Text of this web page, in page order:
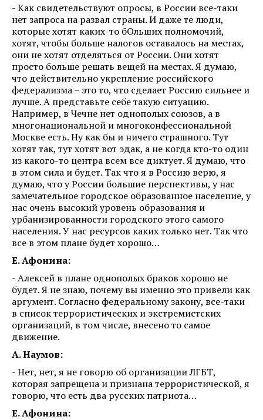
- Как свидетельствуют опросы, в России все-таки
нет запроса на развал страны. И даже те люди,
которые хотят каких-то бОльших полномочий,
хотят, чтобы больше налогов оставалось на местах,
они не хотят отделяться от России. Они хотят
просто больше решать вещей на местах. Я думаю,
что действительно укрепление российского
федерализма – это то, что сделает Россию сильнее и
лучше. А представьте себе такую ситуацию.
Например, в Чечне нет однополых союзов, а в
многонациональной и многоконфессиональной
Москве есть. Ну как бы и ничего страшного. Тут
хотят так, тут хотят вот эдак, а не когда кто-то один
из какого-то центра всем все диктует. Я думаю, что
в этом сила и будет. Так что я в Россию верю, я
думаю, что у России большие перспективы, у нас
замечательное городское образованное население, у
нас очень высокий уровень образования и
урбанизированности городского этого самого
населения. У нас ресурсов каких только нет. Так что
все в этом плане будет хорошо…
Е. Афонина:
- Алексей в плане однополых браков хорошо не
будет. Я не знаю, почему вы именно это привели как
аргумент. Согласно федеральному закону, все-таки
в список террористических и экстремистских
организаций, в том числе, внесено то самое
движение.
А. Наумов:
- Нет, нет, я не говорю об организации ЛГБТ,
которая запрещена и признана террористической, я
говорю, что есть два русских патриота…
Е. Афонина: